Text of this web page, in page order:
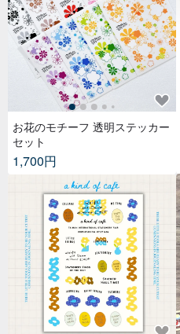
お花のモチーフ 透明ステッカー
セット
1,700円